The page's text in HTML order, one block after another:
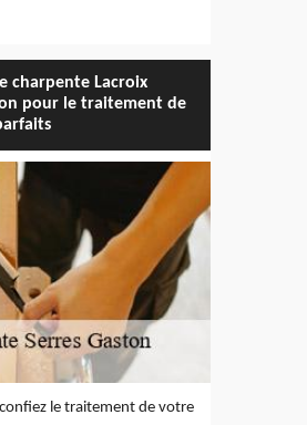
charpente Lacroix
pour le traitement de
le traitement de votre